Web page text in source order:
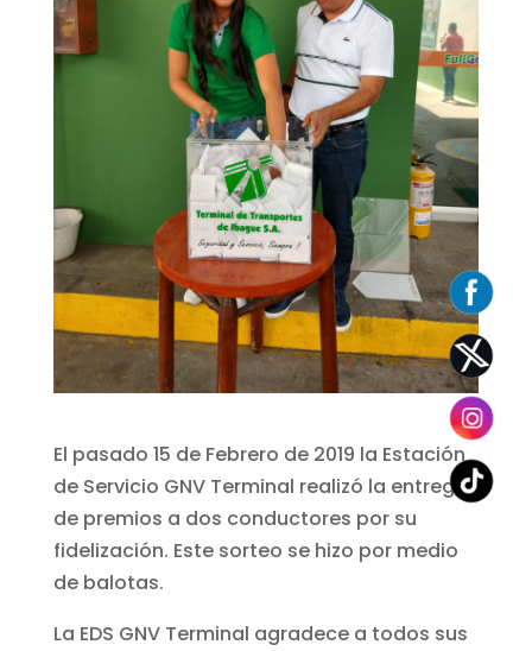
El pasado 15 de Febrero de 2019 la Estación
de Servicio GNV Terminal realizó la entrega
de premios a dos conductores por su
fidelización. Este sorteo se hizo por medio
de balotas.
La EDS GNV Terminal agradece a todos sus